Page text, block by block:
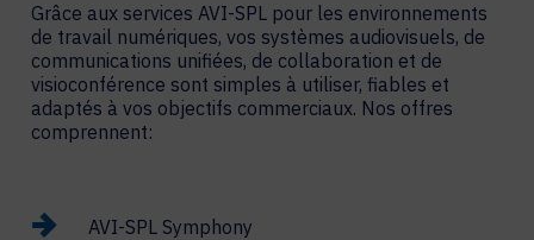
Grâce aux services AVI-SPL pour les environnements
de travail numériques, vos systèmes audiovisuels, de
communications unifiées, de collaboration et de
visioconférence sont simples à utiliser, fiables et
adaptés à vos objectifs commerciaux. Nos offres
comprennent:
AVI-SPL Symphony